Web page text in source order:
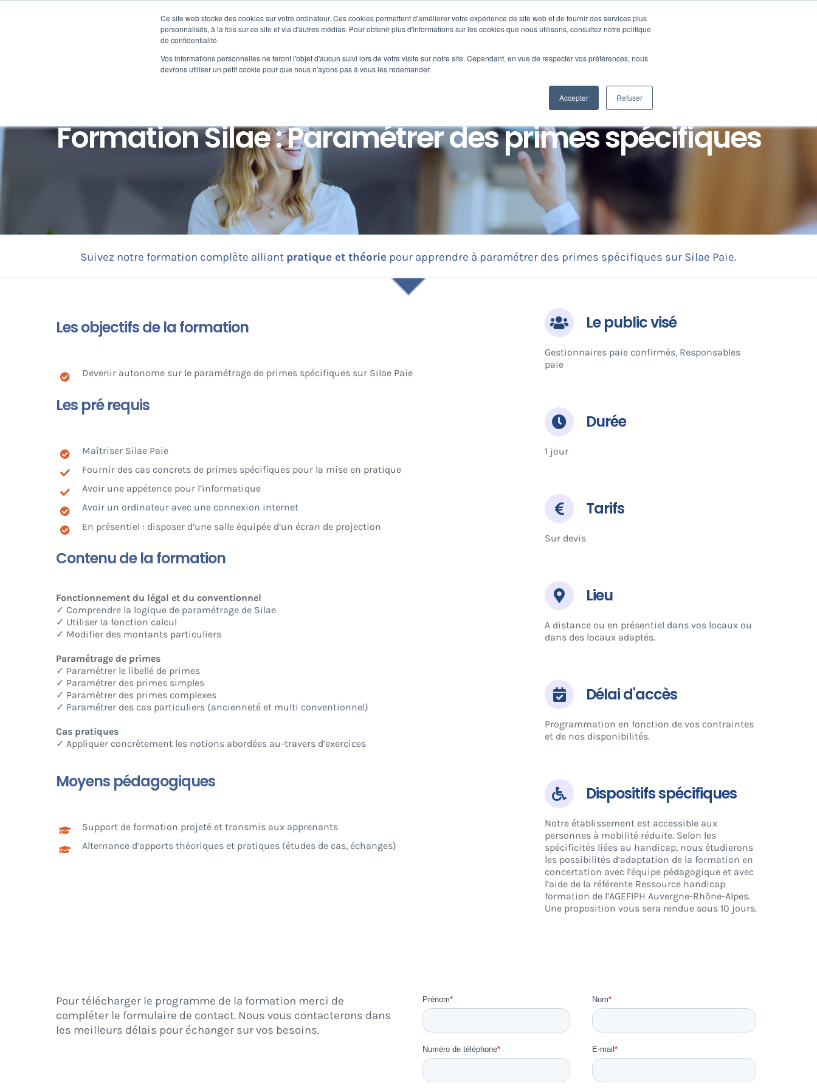
Ce site web stocke des cookies sur votre ordinateur. Ces cookies permettent d'améliorer votre expérience de site web et de fournir des services plus
personnalisés, à la fois sur ce site et via d'autres médias. Pour obtenir plus d'informations sur les cookies que nous utilisons, consultez notre politique
de confidentialité.
Vos informations personnelles ne feront l'objet d'aucun suivi lors de votre visite sur notre site. Cependant, en vue de respecter vos préférences, nous
devrons utiliser un petit cookie pour que nous n'ayons pas à vous les redemander.
Accepter Refuser
Nos offres Formation Nos clients Fortify Ressources SUPPORT
Formation Silae : Paramétrer des primes spécifiques
Suivez notre formation complète alliant pratique et théorie pour apprendre à paramétrer des primes spécifiques sur Silae Paie.
Les objectifs de la formation
Devenir autonome sur le paramétrage de primes spécifiques sur Silae Paie
Les pré requis
Maîtriser Silae Paie
Fournir des cas concrets de primes spécifiques pour la mise en pratique
Avoir une appétence pour l’informatique
Avoir un ordinateur avec une connexion internet
En présentiel : disposer d’une salle équipée d’un écran de projection
Contenu de la formation
Fonctionnement du légal et du conventionnel
✓ Comprendre la logique de paramétrage de Silae
✓ Utiliser la fonction calcul
✓ Modifier des montants particuliers
Paramétrage de primes
✓ Paramétrer le libellé de primes
✓ Paramétrer des primes simples
✓ Paramétrer des primes complexes
✓ Paramétrer des cas particuliers (ancienneté et multi conventionnel)
Cas pratiques
✓ Appliquer concrètement les notions abordées au-travers d’exercices
Moyens pédagogiques
Support de formation projeté et transmis aux apprenants
Alternance d’apports théoriques et pratiques (études de cas, échanges)
Le public visé
Gestionnaires paie confirmés, Responsables
paie
Durée
1 jour
Tarifs
Sur devis
Lieu
A distance ou en présentiel dans vos locaux ou
dans des locaux adaptés.
Délai d'accès
Programmation en fonction de vos contraintes
et de nos disponibilités.
Dispositifs spécifiques
Notre établissement est accessible aux
personnes à mobilité réduite. Selon les
spécificités liées au handicap, nous étudierons
les possibilités d’adaptation de la formation en
concertation avec l’équipe pédagogique et avec
l’aide de la référente Ressource handicap
formation de l’AGEFIPH Auvergne-Rhône-Alpes.
Une proposition vous sera rendue sous 10 jours.
Pour télécharger le programme de la formation merci de
compléter le formulaire de contact. Nous vous contacterons dans
les meilleurs délais pour échanger sur vos besoins.